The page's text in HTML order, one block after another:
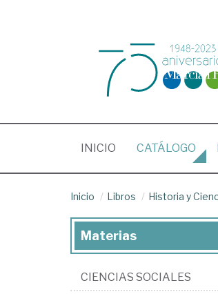
INICIO (CURRENT)
CATÁLOGO
Inicio Libros Historia y
Materias
CIENCIAS SOCIALES